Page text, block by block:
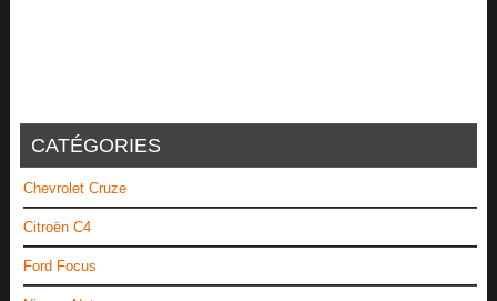
CATÉGORIES
Chevrolet Cruze
Citroën C4
Ford Focus